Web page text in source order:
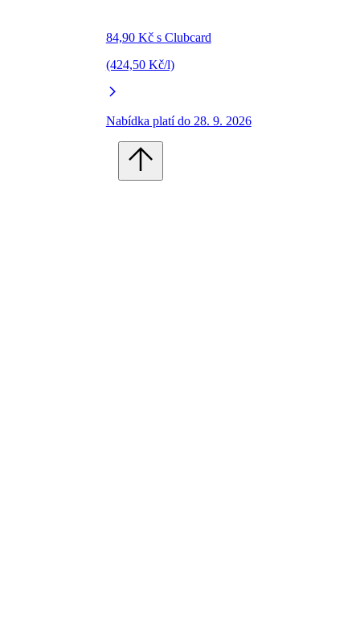
84,90 Kč s Clubcard
(424,50 Kč/l)
Nabídka platí do 28. 9. 2026